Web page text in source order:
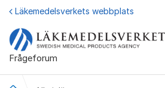
Hoppa till innehåll
Frågeforum
Läkemedelsverkets webbplats